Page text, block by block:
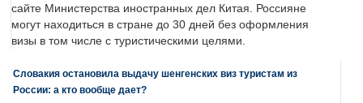
сайте Министерства иностранных дел Китая. Россияне
могут находиться в стране до 30 дней без оформления
визы в том числе с туристическими целями.
Словакия остановила выдачу шенгенских виз туристам из
России: а кто вообще дает?